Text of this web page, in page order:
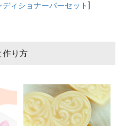
ディショナーバーセット
作り方